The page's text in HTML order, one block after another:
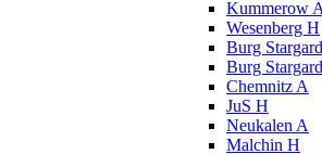
Kummerow
Wesenberg H
Burg
Burg
Chemnitz A
JuS H
Neukalen A
Malchin H